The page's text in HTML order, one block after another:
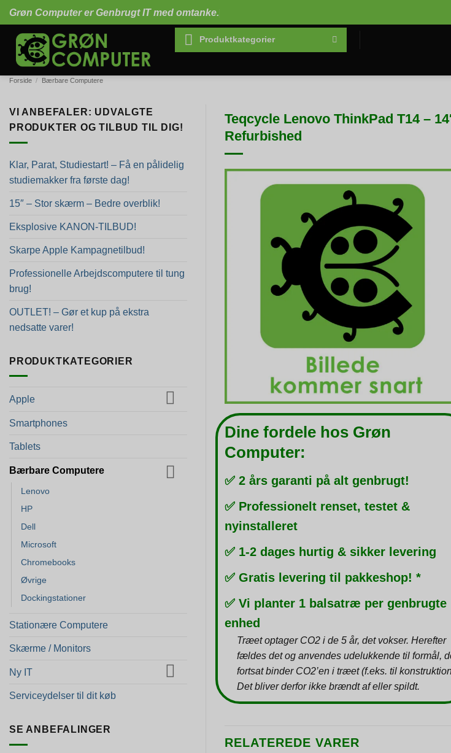
Fortsæt
til
indhold
Grøn Computer er Genbrugt IT med omtanke.
Produktkategorier
Forside / Bærbare Computere
VI ANBEFALER: UDVALGTE
PRODUKTER OG TILBUD TIL DIG!
Klar, Parat, Studiestart! – Få en pålidelig
studiemakker fra første dag!
15″ – Stor skærm – Bedre overblik!
Eksplosive KANON-TILBUD!
Skarpe Apple Kampagnetilbud!
Professionelle Arbejdscomputere til tung
brug!
OUTLET! – Gør et kup på ekstra
nedsatte varer!
PRODUKTKATEGORIER
Apple
Smartphones
Tablets
Bærbare Computere
Lenovo
HP
Dell
Microsoft
Chromebooks
Øvrige
Dockingstationer
Stationære Computere
Skærme / Monitors
Ny IT
Serviceydelser til dit køb
SE ANBEFALINGER
Teqcycle Lenovo ThinkPad T14 –
Refurbished
Dine fordele hos Grøn
Computer:
✅ 2 års garanti på alt genbrugt!
✅ Professionelt renset, testet &
nyinstalleret
✅ 1-2 dages hurtig & sikker levering
✅ Gratis levering til pakkeshop! *
✅ Vi planter 1 balsatræ per genbrugte
enhed
Træet optager CO2 i de 5 år, det vokser. Herefter
fældes det og anvendes udelukkende til formål,
fortsat binder CO2’en i træet (f.eks. til
Det bliver derfor ikke brændt af eller spildt.
RELATEREDE VARER